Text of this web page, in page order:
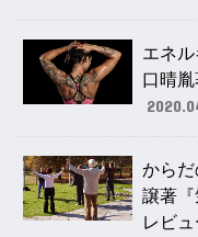
エネ
口晴
から
譲著
レビュ